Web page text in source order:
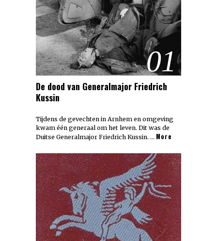
01
De dood van Generalmajor Friedrich
Kussin
Tijdens de gevechten in Arnhem en omgeving
kwam één generaal om het leven. Dit was de
Duitse Generalmajor Friedrich Kussin. … More